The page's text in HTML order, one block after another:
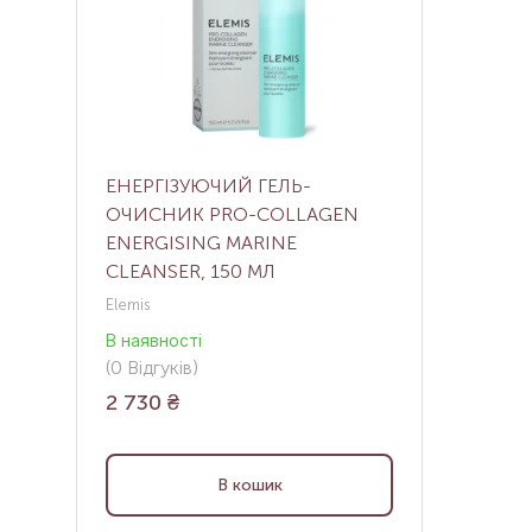
ЕНЕРГІЗУЮЧИЙ ГЕЛЬ-
ОЧИСНИК PRO-COLLAGEN
ENERGISING MARINE
CLEANSER, 150 МЛ
Elemis
В наявності
(0 Відгуків)
2 730 ₴
В кошик